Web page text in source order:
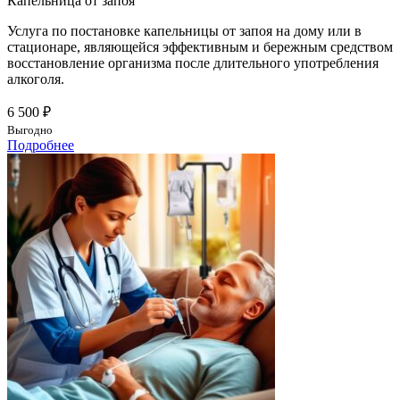
Услуга по постановке капельницы от запоя на дому или в
стационаре, являющейся эффективным и бережным средством
восстановление организма после длительного употребления
алкоголя.
6 500 ₽
Выгодно
Подробнее